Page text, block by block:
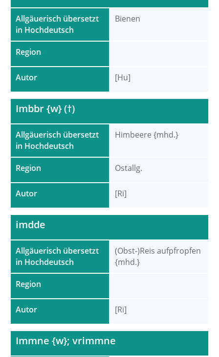
Allgäuerisch übersetzt
in Hochdeutsch
Region
Autor
Bienen
[Hu]
Allgäuerisch übersetzt
in Hochdeutsch
Region
Autor
Imbbr {w} (†)
Himbeere {mhd.}
Ostallg.
[Ri]
Allgäuerisch übersetzt
in Hochdeutsch
Region
Autor
imdde
(Obst-)Reis aufpfropfen
{mhd.}
[Ri]
Immne {w}; vrimmne